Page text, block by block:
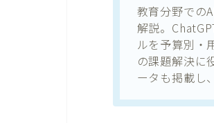
教育分野での
解説。
ルを予算別・
の課題解決に
ータも掲載し